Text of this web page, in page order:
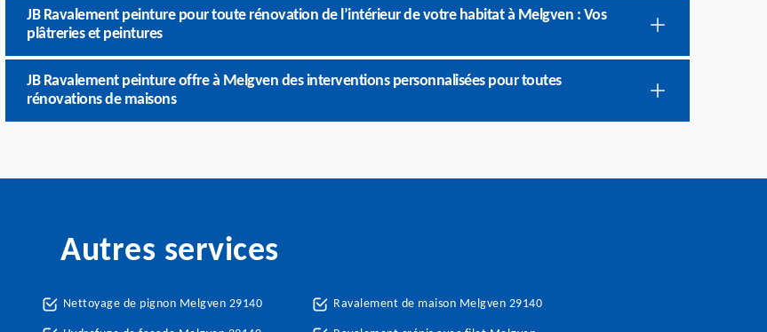
JB Ravalement peinture pour toute rénovation de l’intérieur de votre habitat à Melgven : Vos
plâtreries et peintures
JB Ravalement peinture offre à Melgven des interventions personnalisées pour toutes
rénovations de maisons
Autres services
Nettoyage de pignon Melgven 29140 Ravalement de maison Melgven 29140